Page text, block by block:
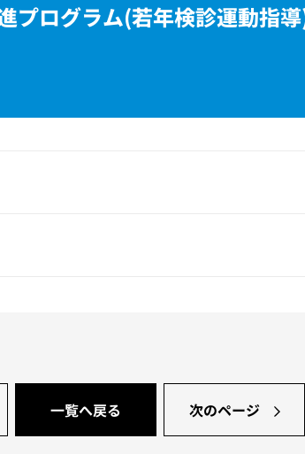
プログラム(若年検診運動指
一覧へ戻る 次のページ